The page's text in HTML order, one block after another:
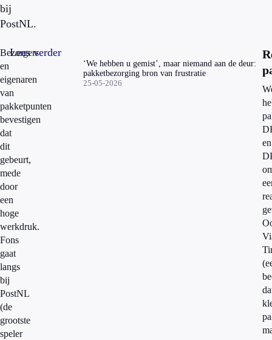
bij
PostNL.
Bezorgers
en
eigenaren
van
pakketpunten
bevestigen
dat
dit
gebeurt,
mede
door
een
hoge
werkdruk.
Fons
gaat
langs
bij
PostNL
(de
grootste
speler
Lees verder
‘We hebben u gemist’, maar niemand aan de deur:
pakketbezorging bron van frustratie
25-05-2026
en